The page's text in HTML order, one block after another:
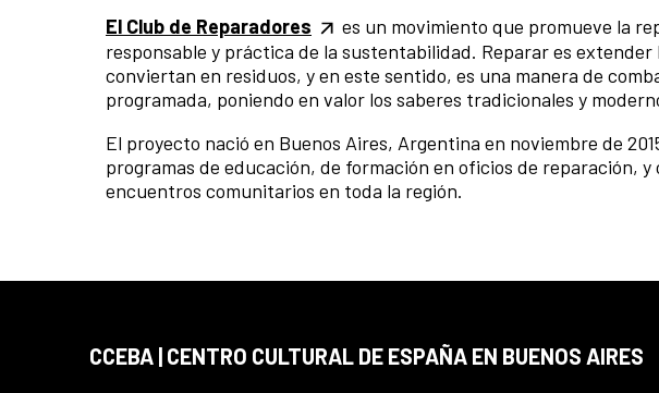
El Club de Reparadores
es un movimiento que promueve la
responsable y práctica de la sustentabilidad. Reparar es
conviertan en residuos, y en este sentido, es una manera de
programada, poniendo en valor los saberes tradicionales y
El proyecto nació en Buenos Aires, Argentina en noviembre de
programas de educación, de formación en oficios de reparación,
encuentros comunitarios en toda la región.
CCEBA | CENTRO CULTURAL DE ESPAÑA EN BUENOS AIRES